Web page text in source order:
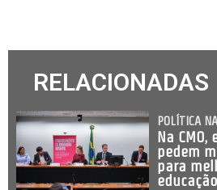
RELACIONADAS
POLÍTICA
Na CMO,
pedem
para